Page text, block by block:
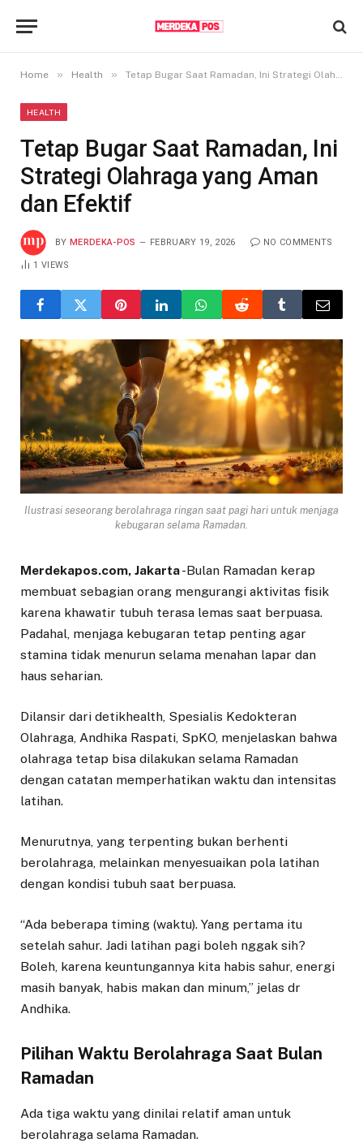
Home » Health » Tetap Bugar Saat Ramadan, Ini Strategi Olahraga yang Aman dan Efektif
HEALTH
Tetap Bugar Saat Ramadan, Ini
Strategi Olahraga yang Aman
dan Efektif
BY MERDEKA-POS FEBRUARY 19, 2026 NO COMMENTS
1VIEWS
Ilustrasi seseorang berolahraga ringan saat pagi hari untuk menjaga
kebugaran selama Ramadan.
Merdekapos.com, Jakarta-Bulan Ramadan kerap
membuat sebagian orang mengurangi aktivitas fisik
karena khawatir tubuh terasa lemas saat berpuasa.
Padahal, menjaga kebugaran tetap penting agar
stamina tidak menurun selama menahan lapar dan
haus seharian.
Dilansir dari detikhealth, Spesialis Kedokteran
Olahraga, Andhika Raspati, SpKO, menjelaskan bahwa
olahraga tetap bisa dilakukan selama Ramadan
dengan catatan memperhatikan waktu dan intensitas
latihan.
Menurutnya, yang terpenting bukan berhenti
berolahraga, melainkan menyesuaikan pola latihan
dengan kondisi tubuh saat berpuasa.
“Ada beberapa timing (waktu). Yang pertama itu
setelah sahur. Jadi latihan pagi boleh nggak sih?
Boleh, karena keuntungannya kita habis sahur, energi
masih banyak, habis makan dan minum,” jelas dr
Andhika.
Pilihan Waktu Berolahraga Saat Bulan
Ramadan
Ada tiga waktu yang dinilai relatif aman untuk
berolahraga selama Ramadan.